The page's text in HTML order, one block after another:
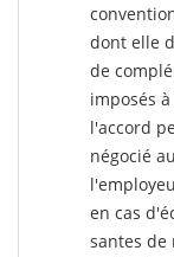
dont elle
de
imposés
l'accord
négocié
en cas
santes de